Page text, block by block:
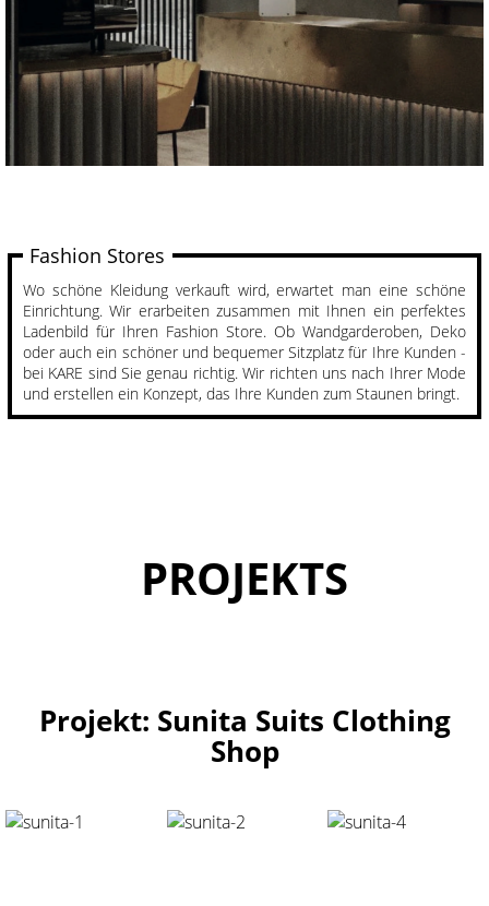
Fashion Stores
Wo schöne Kleidung verkauft wird, erwartet man eine schöne
Einrichtung. Wir erarbeiten zusammen mit Ihnen ein perfektes
Ladenbild für Ihren Fashion Store. Ob Wandgarderoben, Deko
oder auch ein schöner und bequemer Sitzplatz für Ihre Kunden -
bei KARE sind Sie genau richtig. Wir richten uns nach Ihrer Mode
und erstellen ein Konzept, das Ihre Kunden zum Staunen bringt.
PROJEKTS
Projekt: Sunita Suits Clothing
Shop